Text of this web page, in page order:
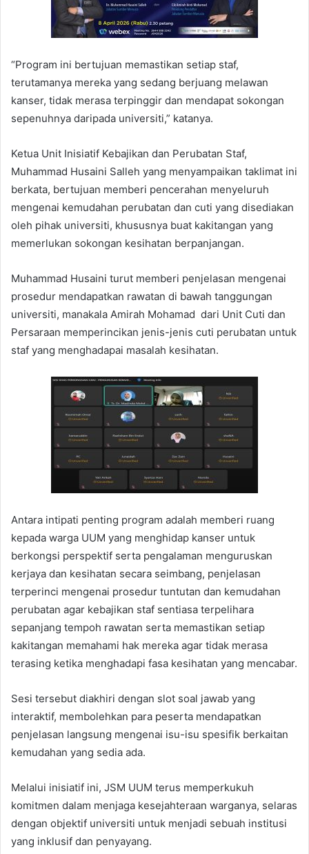
“Program ini bertujuan memastikan setiap staf,
terutamanya mereka yang sedang berjuang melawan
kanser, tidak merasa terpinggir dan mendapat sokongan
sepenuhnya daripada universiti,” katanya.
Ketua Unit Inisiatif Kebajikan dan Perubatan Staf,
Muhammad Husaini Salleh yang menyampaikan taklimat ini
berkata, bertujuan memberi pencerahan menyeluruh
mengenai kemudahan perubatan dan cuti yang disediakan
oleh pihak universiti, khususnya buat kakitangan yang
memerlukan sokongan kesihatan berpanjangan.
Muhammad Husaini turut memberi penjelasan mengenai
prosedur mendapatkan rawatan di bawah tanggungan
universiti, manakala Amirah Mohamad dari Unit Cuti dan
Persaraan memperincikan jenis-jenis cuti perubatan untuk
staf yang menghadapai masalah kesihatan.
Antara intipati penting program adalah memberi ruang
kepada warga UUM yang menghidap kanser untuk
berkongsi perspektif serta pengalaman menguruskan
kerjaya dan kesihatan secara seimbang, penjelasan
terperinci mengenai prosedur tuntutan dan kemudahan
perubatan agar kebajikan staf sentiasa terpelihara
sepanjang tempoh rawatan serta memastikan setiap
kakitangan memahami hak mereka agar tidak merasa
terasing ketika menghadapi fasa kesihatan yang mencabar.
Sesi tersebut diakhiri dengan slot soal jawab yang
interaktif, membolehkan para peserta mendapatkan
penjelasan langsung mengenai isu-isu spesifik berkaitan
kemudahan yang sedia ada.
Melalui inisiatif ini, JSM UUM terus memperkukuh
komitmen dalam menjaga kesejahteraan warganya, selaras
dengan objektif universiti untuk menjadi sebuah institusi
yang inklusif dan penyayang.